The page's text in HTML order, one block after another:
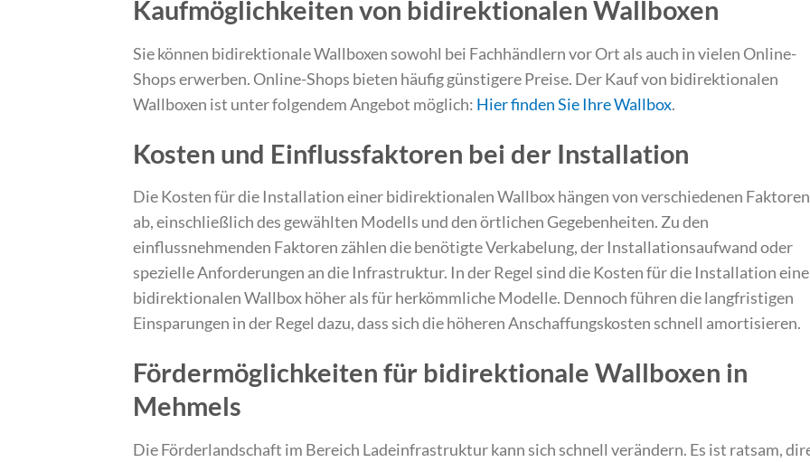
Kaufmöglichkeiten von bidirektionalen Wallboxen
Sie können bidirektionale Wallboxen sowohl bei Fachhändlern vor Ort als auch in vielen Online-
Shops erwerben. Online-Shops bieten häufig günstigere Preise. Der Kauf von bidirektionalen
Wallboxen ist unter folgendem Angebot möglich: Hier finden Sie Ihre Wallbox.
Kosten und Einflussfaktoren bei der Installation
Die Kosten für die Installation einer bidirektionalen Wallbox hängen von verschiedenen Faktoren
ab, einschließlich des gewählten Modells und den örtlichen Gegebenheiten. Zu den
einflussnehmenden Faktoren zählen die benötigte Verkabelung, der Installationsaufwand oder
spezielle Anforderungen an die Infrastruktur. In der Regel sind die Kosten für die Installation
bidirektionalen Wallbox höher als für herkömmliche Modelle. Dennoch führen die langfristigen
Einsparungen in der Regel dazu, dass sich die höheren Anschaffungskosten schnell amortisieren.
Fördermöglichkeiten für bidirektionale Wallboxen in
Mehmels
Die Förderlandschaft im Bereich Ladeinfrastruktur kann sich schnell verändern. Es ist ratsam,